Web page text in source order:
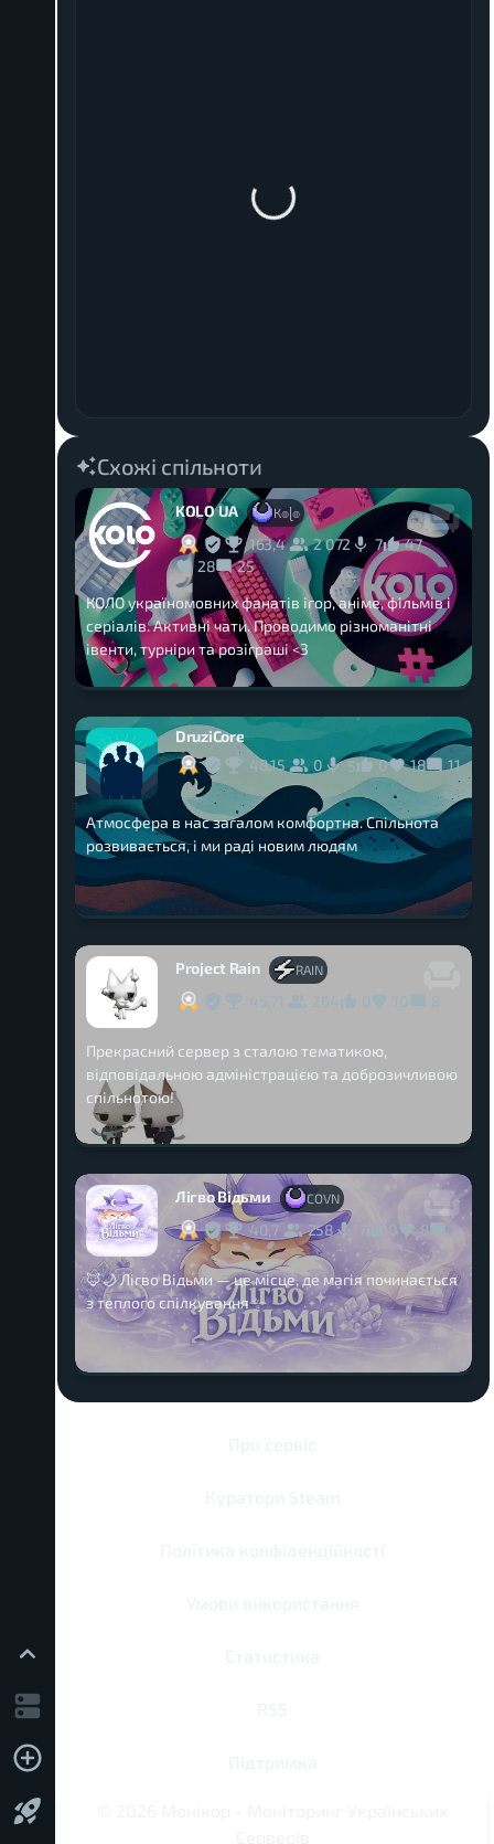
Схожі спільноти
KOLO UA К๏ɭ๏
163,4 2 072 7
47
28
25
КОЛО україномовних фанатів ігор, аніме, фільмів і
серіалів. Активні чати. Проводимо різноманітні
івенти, турніри та розіграші <3
DruziCore
48,15
0 5 0 18 11
Атмосфера в нас загалом комфортна. Спільнота
розвивається, і ми раді новим людям
Project Rain RAIN
Прекрасний сервер з сталою тематикою,
відповідальною адміністрацією та доброзичливою
спільнотою!
Лігво Відьми COVN
40,7 258 8 1
🦊🌙 Лігво Відьми — це місце, де магія починається
з теплого спілкування ✨